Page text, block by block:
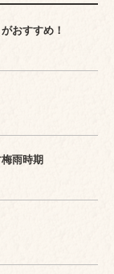
おすすめ！
雨時期